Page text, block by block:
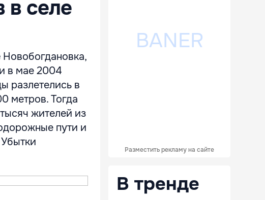
в селе
в мае 2004
разлетелись в
метров. Тогда
жителей из
пути и
Разместить рекламу на сайте
В тренде